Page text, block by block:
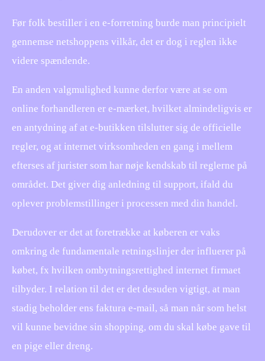
Før folk bestiller i en e-forretning burde man principielt
gennemse netshoppens vilkår, det er dog i reglen ikke
videre spændende.
En anden valgmulighed kunne derfor være at se om
online forhandleren er e-mærket, hvilket almindeligvis er
en antydning af at e-butikken tilslutter sig de officielle
regler, og at internet virksomheden en gang i mellem
efterses af jurister som har nøje kendskab til reglerne på
området. Det giver dig anledning til support, ifald du
oplever problemstillinger i processen med din handel.
Derudover er det at foretrække at køberen er vaks
omkring de fundamentale retningslinjer der influerer på
købet, fx hvilken ombytningsrettighed internet firmaet
tilbyder. I relation til det er det desuden vigtigt, at man
stadig beholder ens faktura e-mail, så man når som helst
vil kunne bevidne sin shopping, om du skal købe gave til
en pige eller dreng.